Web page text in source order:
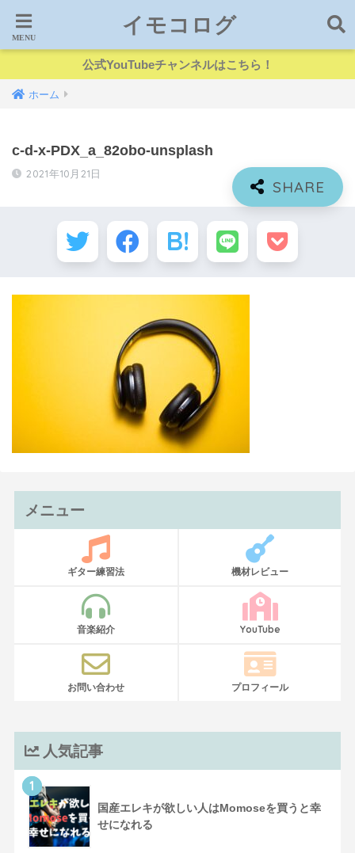
イモコログ
公式YouTubeチャンネルはこちら！
ホーム
c-d-x-PDX_a_82obo-unsplash
2021年10月21日
メニュー
ギター練習法 機材レビュー
音楽紹介 YouTube
お問い合わせ プロフィール
人気記事
1
国産エレキが欲しい人はMomoseを買うと幸
せになれる